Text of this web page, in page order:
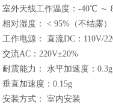
外天线工作温度：-40℃ ～
湿度： < 95%（不结露）
电源： 直流DC：110V/
AC：220V±20%
能力： 水平加速度：0.3g
加速度：0.15g
装方式： 室内安装